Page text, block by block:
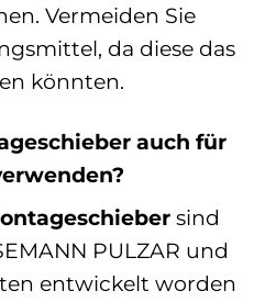
Vermeiden Sie
da diese das
könnten.
auch für
sind
PULZAR und
entwickelt worden